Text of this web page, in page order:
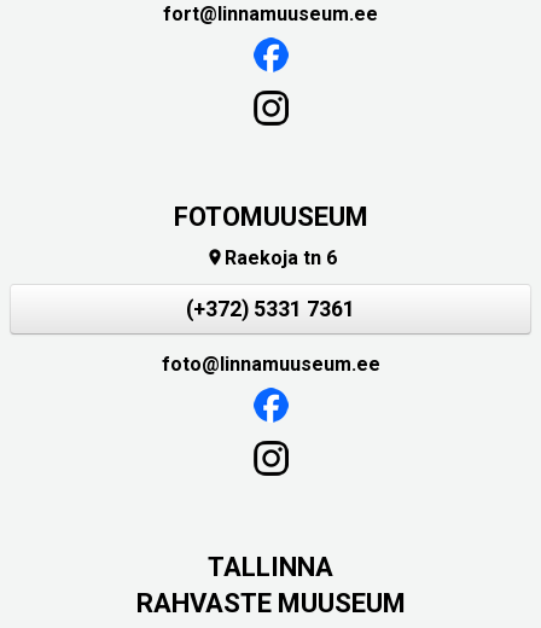
fort@linnamuuseum.ee
FOTOMUUSEUM
 Raekoja tn 6
(+372) 5331 7361
foto@linnamuuseum.ee
TALLINNA
RAHVASTE MUUSEUM